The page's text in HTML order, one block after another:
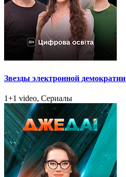
Звезды электронной демократии
1+1 video, Сериалы